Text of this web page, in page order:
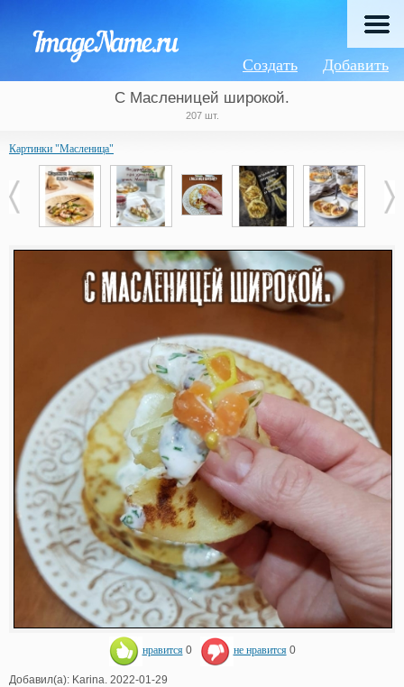
Добавить
Создать
С Масленицей широкой.
207 шт.
Картинки "Масленица"
нравится 0 не нравится 0
Добавил(а): Karina. 2022-01-29